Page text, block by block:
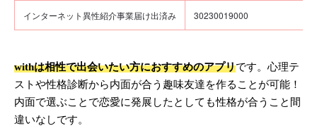
インターネット異性紹介事業届け出済み 30230019000
withは相性で出会いたい方におすすめのアプリです。心理テ
ストや性格診断から内面が合う趣味友達を作ることが可能！
内面で選ぶことで恋愛に発展したとしても性格が合うこと間
違いなしです。